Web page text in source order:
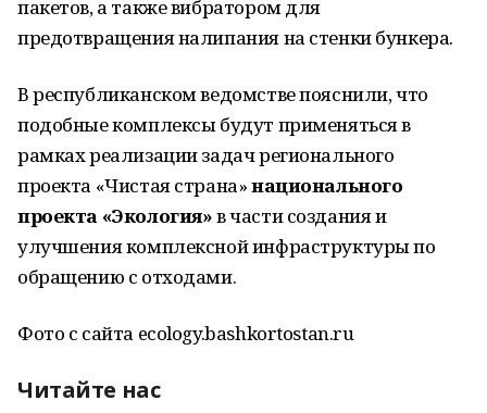
пакетов, а также вибратором для
предотвращения налипания на стенки бункера.
В республиканском ведомстве пояснили, что
подобные комплексы будут применяться в
рамках реализации задач регионального
проекта «Чистая страна»национального
проекта «Экология»в части создания и
улучшения комплексной инфраструктуры по
обращению с отходами.
Фото с сайта ecology.bashkortostan.ru
Читайте нас